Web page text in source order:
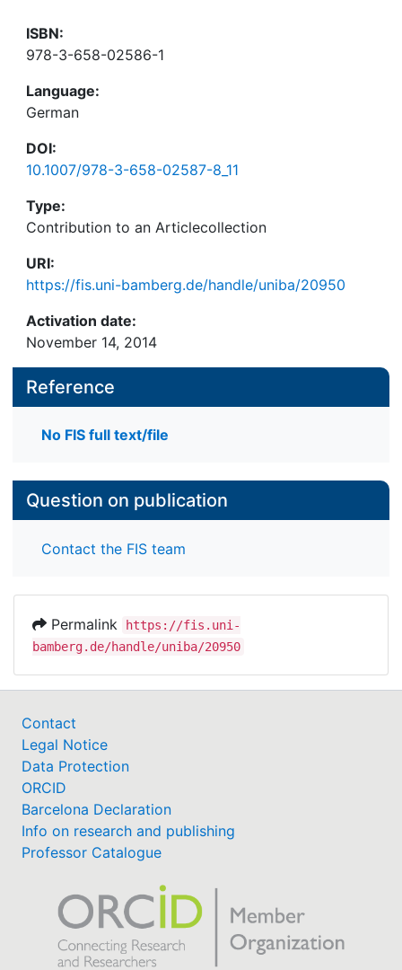
ISBN:
978-3-658-02586-1
Language:
German
DOI:
10.1007/978-3-658-02587-8_11
Type:
Contribution to an Articlecollection
URI:
https://fis.uni-bamberg.de/handle/uniba/20950
Activation date:
November 14, 2014
Reference
No FIS full text/file
Question on publication
Contact the FIS team
Permalink
https://fis.uni-
bamberg.de/handle/uniba/20950
Contact
Legal Notice
Data Protection
ORCID
Barcelona Declaration
Info on research and publishing
Professor Catalogue